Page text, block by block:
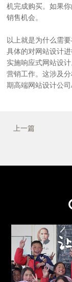
机完成购买。如果
销售机会。
以上就是为什么需
具体的对网站设计
实施响应式网站设
营销工作。这涉及
期高端网站设计公司
上一篇